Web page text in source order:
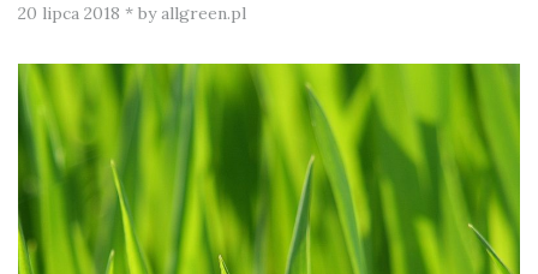
20 lipca 2018 * by allgreen.pl